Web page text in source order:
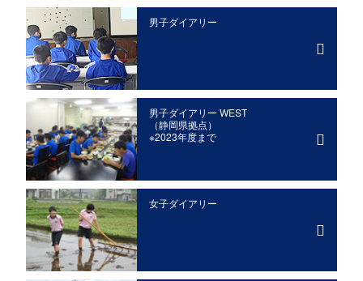
男子ダイアリー
男子ダイアリー WEST
（静岡県拠点）
※2023年度まで
女子ダイアリー